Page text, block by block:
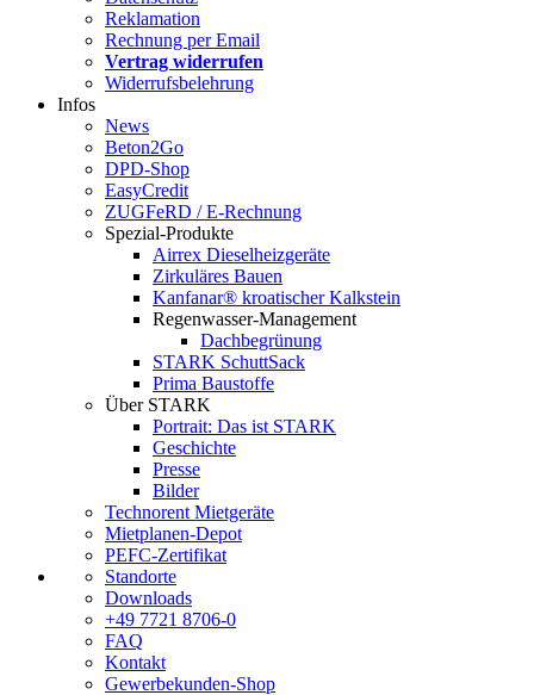
Reklamation
Rechnung per Email
Vertrag widerrufen
Widerrufsbelehrung
Infos
News
Beton2Go
DPD-Shop
EasyCredit
ZUGFeRD / E-Rechnung
Spezial-Produkte
Airrex Dieselheizgeräte
Zirkuläres Bauen
Kanfanar® kroatischer Kalkstein
Regenwasser-Management
Dachbegrünung
STARK SchuttSack
Prima Baustoffe
Über STARK
Portrait: Das ist STARK
Geschichte
Presse
Bilder
Technorent Mietgeräte
Mietplanen-Depot
PEFC-Zertifikat
Standorte
Downloads
+49 7721 8706-0
FAQ
Kontakt
Gewerbekunden-Shop